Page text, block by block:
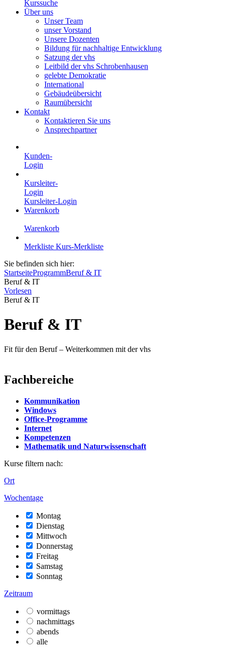
Kurssuche
Über uns
Unser Team
unser Vorstand
Unsere Dozenten
Bildung für nachhaltige Entwicklung
Satzung der vhs
Leitbild der vhs Schrobenhausen
gelebte Demokratie
International
Gebäudeübersicht
Raumübersicht
Kontakt
Kontaktieren Sie uns
Ansprechpartner
Kunden-
Login
Kursleiter-
Login
Kursleiter-Login
Warenkorb
Warenkorb
Merkliste Kurs-Merkliste
Sie befinden sich hier:
StartseiteProgrammBeruf & IT
Beruf & IT
Vorlesen
Beruf & IT
Beruf & IT
Fit für den Beruf – Weiterkommen mit der vhs
Fachbereiche
Kommunikation
Windows
Office-Programme
Internet
Kompetenzen
Mathematik und Naturwissenschaft
Kurse filtern nach:
Ort
Wochentage
Montag
Dienstag
Mittwoch
Donnerstag
Freitag
Samstag
Sonntag
Zeitraum
vormittags
nachmittags
abends
alle